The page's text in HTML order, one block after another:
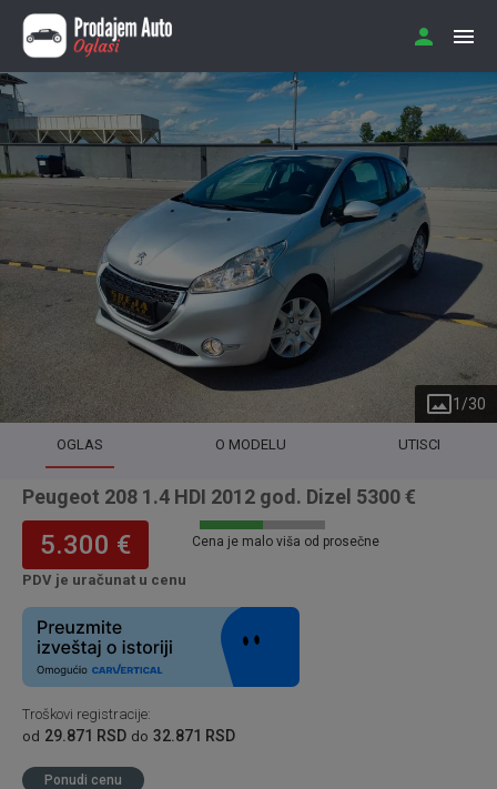
1 /30
OGLAS O MODELU UTISCI
Peugeot 208 1.4 HDI 2012 god. Dizel 5300 €
5.300 €
PDV je uračunat u cenu
Cena je malo viša od prosečne
Troškovi registracije:
od 29.871 RSD do 32.871 RSD
Ponudi cenu